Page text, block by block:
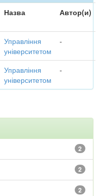
Назва Автор(и)
Управління
університетом
-
Управління
університетом
-
2
2
2